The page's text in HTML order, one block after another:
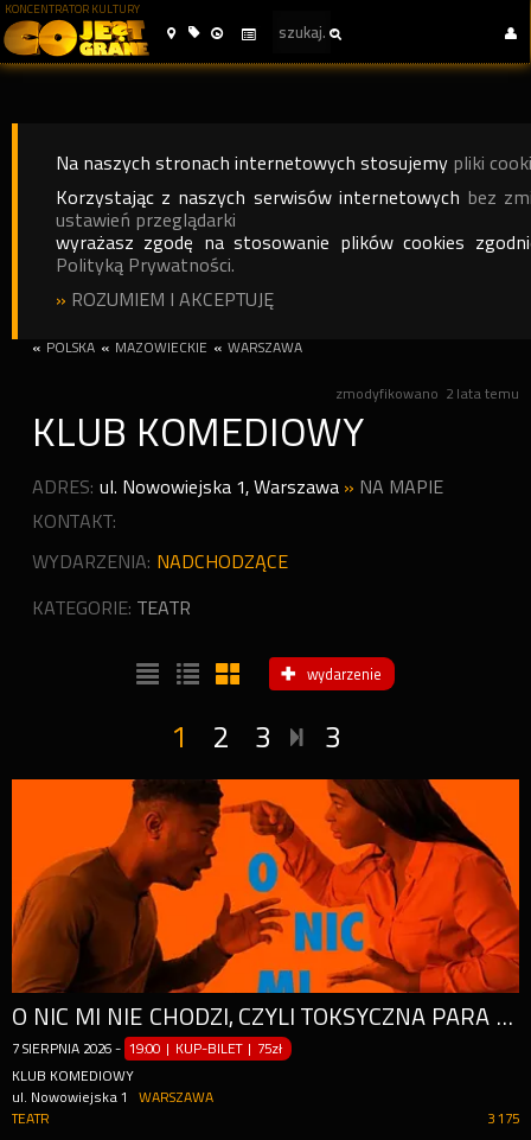
KONCENTRATOR KULTURY
Na naszych stronach internetowych stosujemy pliki
Korzystając z naszych serwisów internetowych bez
ustawień przeglądarki
wyrażasz zgodę na stosowanie plików cookies
Polityką Prywatności.
» ROZUMIEM I AKCEPTUJĘ
« POLSKA « MAZOWIECKIE « WARSZAWA
zmodyfikowano 2 lata temu
KLUB KOMEDIOWY
ADRES: ul. Nowowiejska 1,Warszawa » NA MAPIE
KONTAKT:
WYDARZENIA: NADCHODZĄCE
KATEGORIE: TEATR
wydarzenie
1 2 3 3
O NIC MI NIE CHODZI, CZYLI TOKSYCZNA PARA NA CO DZIEŃ
7 SIERPNIA 2026 - 19:00 | KUP-BILET | 75zł
KLUB KOMEDIOWY
ul. Nowowiejska 1
WARSZAWA
3 175
TEATR